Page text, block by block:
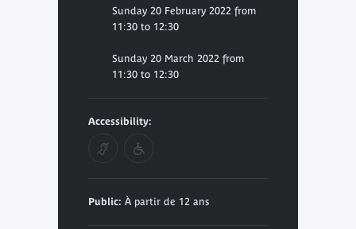
Sunday 20 February 2022 from
11:30 to 12:30
Sunday 20 March 2022 from
11:30 to 12:30
Accessibility:
Public: À partir de 12 ans